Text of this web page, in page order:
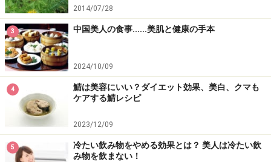
2014/07/28
3 中国美人の食事......美肌と健康の手本
2024/10/09
4
鯖は美容にいい？ダイエット効果、美白、クマも
ケアする鯖レシピ
2023/12/09
5
冷たい飲み物をやめる効果とは？ 美人は冷たい飲
み物を飲まない！